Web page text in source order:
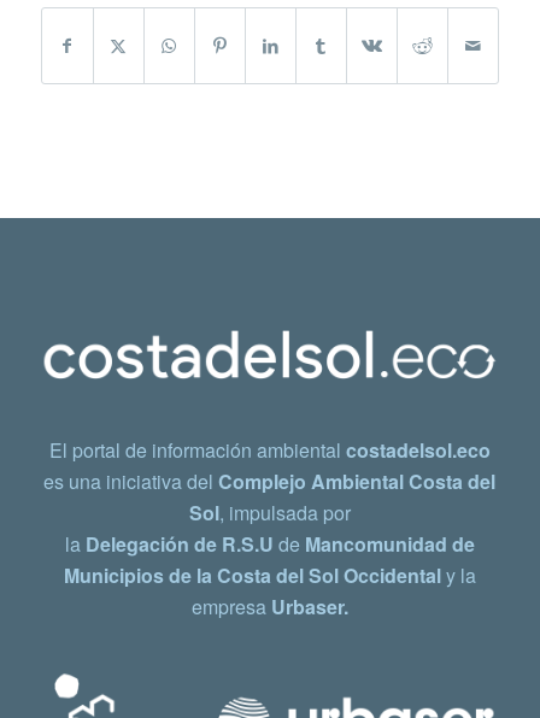
El portal de información ambiental costadelsol.eco
es una iniciativa delComplejo Ambiental Costa del
Sol, impulsada por
la Delegación de R.S.U de Mancomunidad de
Municipios de la Costa del Sol Occidentaly la
empresa Urbaser.